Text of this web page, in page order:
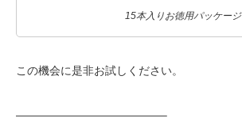
15本入りお徳用パッケージ
この機会に是非お試しください。
—————————————–